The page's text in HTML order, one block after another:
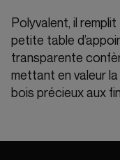
Polyvalent, il
petite table
transparente
mettant en valeur
bois précieux aux